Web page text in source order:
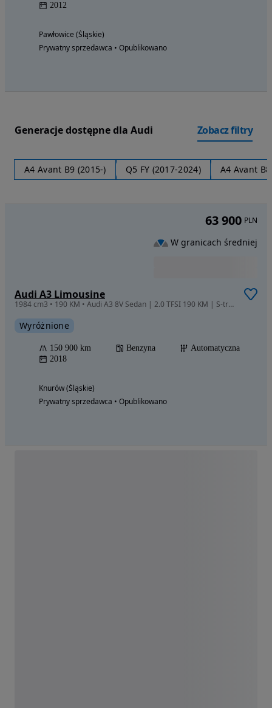
2012
Pawłowice (Śląskie)
Prywatny sprzedawca • Opublikowano
Generacje dostępne dla Audi Zobacz filtry
A4 Avant B9 (2015-) Q5 FY (2017-2024) A4 Avant
Audi A3 Limousine
1984 cm3 • 190 KM • Audi A3 8V Sedan | 2.0 TFSI 190 KM | S-tronic | Virtual Cockpit | S-li
Wyróżnione
150 900 km Benzyna
Automatyczna
2018
Knurów (Śląskie)
Prywatny sprzedawca • Opublikowano
63 900 PLN
W granicach średniej